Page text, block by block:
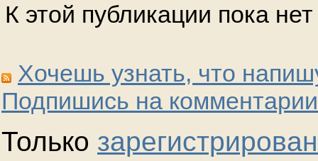
К этой публикации пока
Хочешь узнать, что
Подпишись на
Только